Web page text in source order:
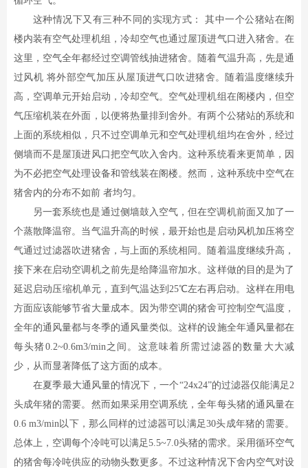
这种情况下又有三种不同的实现方式： 其中一个公猪站在阁
楼内装有空气处理机组，冷却空气也通过屋顶进气口进入猪舍。在
这里，空气全年都经过空调管线抽进猪舍。随着气温升高，先是通
过风机 将外部空气加压从屋顶进气口吹进猪舍。随着温度继续升
高，空调单元开始启动，冷却空气。空气处理机组在阁楼内，但空
气压缩机装在外面，以便将热量排到舍外。有两个公猪站的系统和
上面的系统相似，只不过空调单元和空气处理机组均在舍外，经过
侧墙而不是屋顶进风口把空气吹入舍内。这种系统看来更简单，因
为不必把空气处理设备和管线装在阁楼。然而，这种系统中空气在
猪舍内的分布不如前 者均匀。
另一套系统也是通过侧墙鼓入空气，但在空调机前面又加了一
个蒸散降温帘。当气温升高的时候，最开始也是启动风机加压将空
气通过过滤器吹进猪舍，与上面的系统相同。随着温度继续升高，
接下来在启动空调机之前先是给降温帘加水。这样做的目的是为了
延迟启动压缩机单元，直到气温达到25℃左右再启动。这样在用电
方面应该能够节省大量成本。因为带空调的猪舍可控制空气温度，
全年的通风量都与冬季的通风量类似。这样的设施全年通风量都在
每头猪0.2~0.6m3/min之间。这意味着所需过滤器的数量大大减
少，从而显著降低了这方面的成本。
在夏季最大通风量的情况下，一个“24x24”的过滤器仅能满足2
头成年猪的需要。然而如果采用空调系统，全年每头猪的通风量在
0.6 m3/min以下，那么同样的过滤器可以满足30头成年猪的需要。
总体上，空调每个冷吨可以满足5.5~7.0头猪的需求。采用循环空气
的猪舍每冷吨供应的动物头数更多。不过这种情况下舍内空气对设